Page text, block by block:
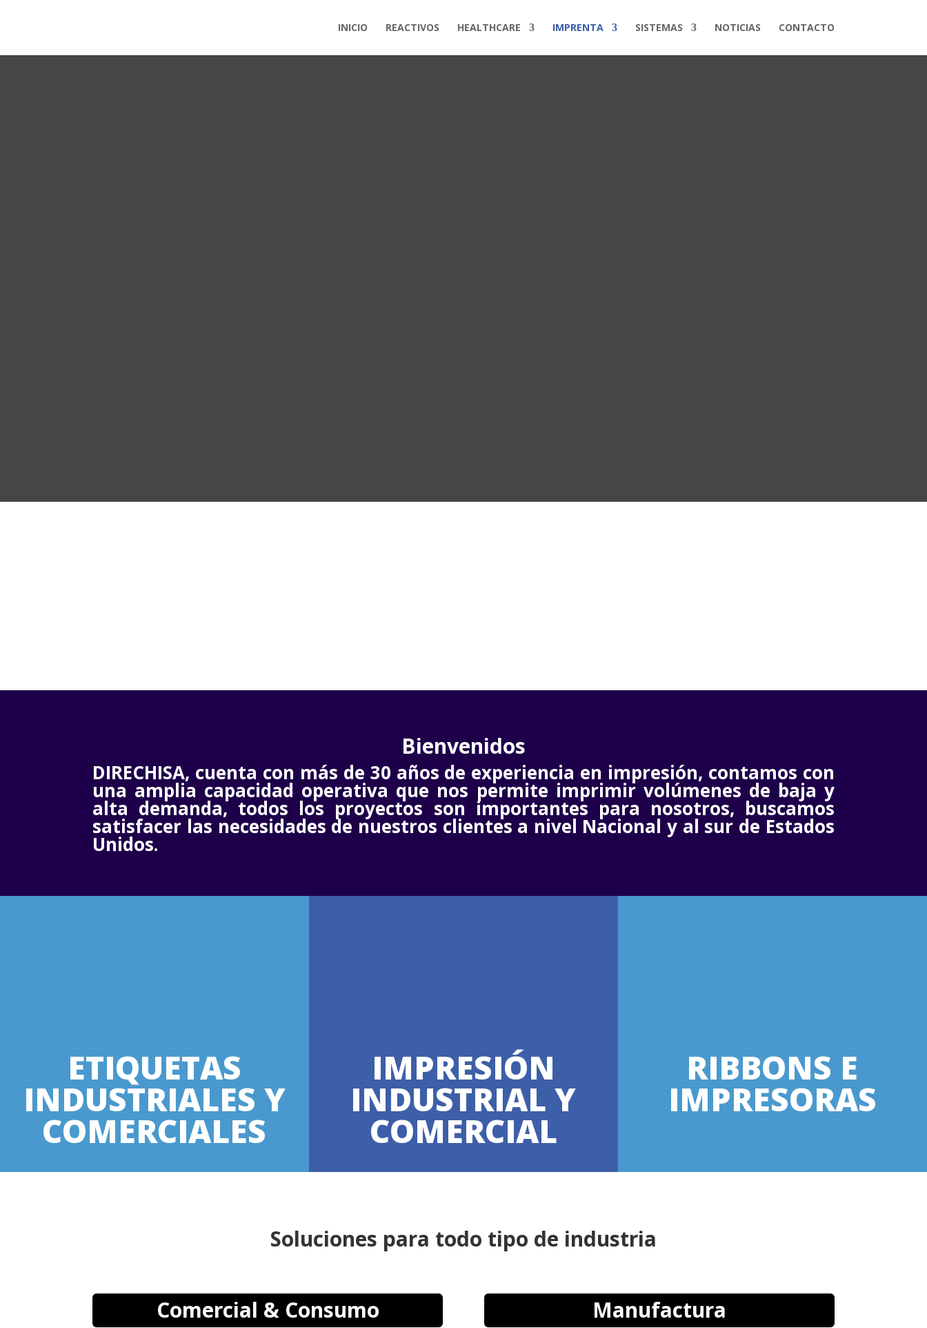
INICIO REACTIVOS HEALTHCARE IMPRENTA SISTEMAS NOTICIAS CONTACTO
Bienvenidos
DIRECHISA, cuenta con más de 30 años de experiencia en impresión, contamos con
una amplia capacidad operativa que nos permite imprimir volúmenes de baja y
alta demanda, todos los proyectos son importantes para nosotros, buscamos
satisfacer las necesidades de nuestros clientes a nivel Nacional y al sur de Estados
Unidos.
ETIQUETAS
INDUSTRIALES Y
COMERCIALES
IMPRESIÓN
INDUSTRIAL Y
COMERCIAL
RIBBONS E
IMPRESORAS
Soluciones para todo tipo de industria
Comercial & Consumo Manufactura